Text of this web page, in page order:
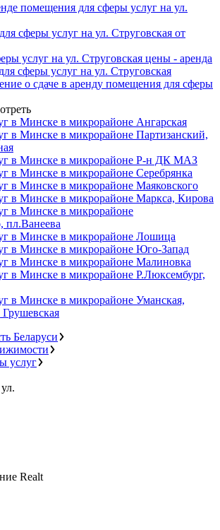
помещения для сферы услуг на ул.
сферы услуг на ул. Струговская от
услуг на ул. Струговская цены - аренда
сферы услуг на ул. Струговская
о сдаче в аренду помещения для сферы
в Минске в микрорайоне Ангарская
в Минске в микрорайоне Партизанский,
в Минске в микрорайоне Р-н ДК МАЗ
в Минске в микрорайоне Серебрянка
в Минске в микрорайоне Маяковского
в Минске в микрорайоне Маркса, Кирова
в Минске в микрорайоне
пл.Ванеева
в Минске в микрорайоне Лошица
в Минске в микрорайоне Юго-Запад
в Минске в микрорайоне Малиновка
в Минске в микрорайоне Р.Люксембург,
в Минске в микрорайоне Уманская,
Беларуси
услуг
Realt